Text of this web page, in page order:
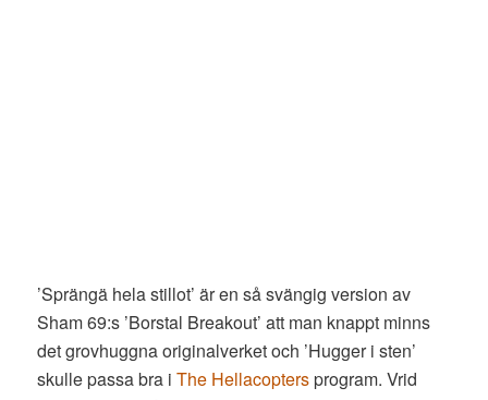
’Sprängä hela stillot’ är en så svängig version av
Sham 69:s ’Borstal Breakout’ att man knappt minns
det grovhuggna originalverket och ’Hugger i sten’
skulle passa bra iThe Hellacoptersprogram. Vrid